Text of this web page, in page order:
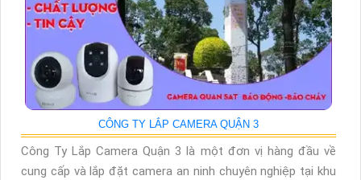
CÔNG TY LẮP CAMERA QUẬN 3
Công Ty Lắp Camera Quận 3 là một đơn vị hàng đầu về
cung cấp và lắp đặt camera an ninh chuyên nghiệp tại khu